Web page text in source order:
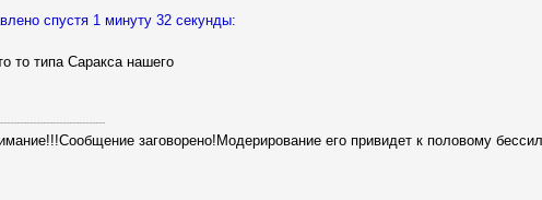
спустя 1 минуту 32 секунды:
то типа Саракса нашего
заговорено!Модерирование его привидет к половому